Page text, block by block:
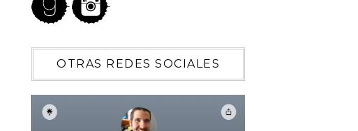
OTRAS REDES SOCIALES